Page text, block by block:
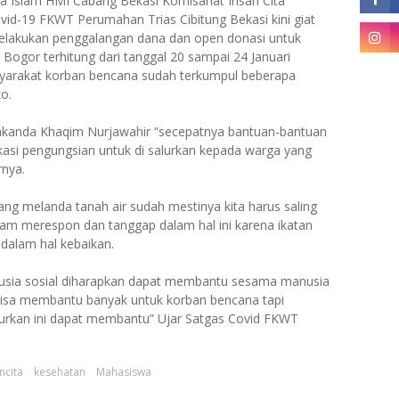
19 FKWT Perumahan Trias Cibitung Bekasi kini giat
penggalangan dana dan open donasi untuk
terhitung dari tanggal 20 sampai 24 Januari
korban bencana sudah terkumpul beberapa
Khaqim Nurjawahir “secepatnya bantuan-bantuan
pengungsian untuk di salurkan kepada warga yang
melanda tanah air sudah mestinya kita harus saling
merespon dan tanggap dalam hal ini karena ikatan
hal kebaikan.
sosial diharapkan dapat membantu sesama manusia
membantu banyak untuk korban bencana tapi
ini dapat membantu” Ujar Satgas Covid FKWT
kesehatan Mahasiswa